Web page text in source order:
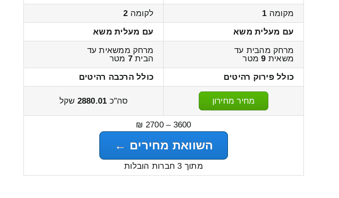
מקומה 1 לקומה 2
עם מעלית משא
עם מעלית משא
מרחק מהבית עד
משאית 9מטר
מרחק ממשאית עד
הבית7 מטר
כולל פירוק רהיטים
כולל הרכבה רהיטים
מחיר מחירון סה"כ 2880.01 שקל
3600 – 2700 ₪
השוואת מחירים ←
מתוך 3 חברות הובלות